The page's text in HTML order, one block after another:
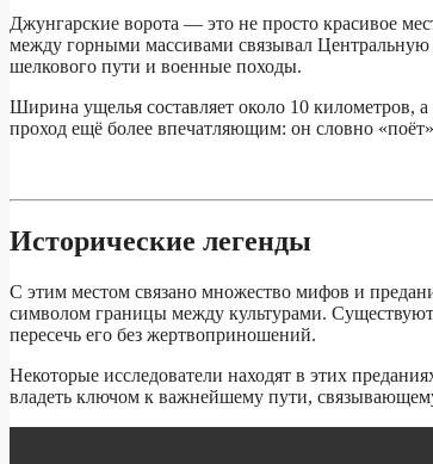
Джунгарские ворота — это не просто красивое
между горными массивами связывал
шелкового пути и военные походы.
Ширина ущелья составляет около 10 километров,
проход ещё более впечатляющим: он словно
Исторические легенды
С этим местом связано множество мифов и
символом границы между культурами.
пересечь его без жертвоприношений.
Некоторые исследователи находят в этих
владеть ключом к важнейшему пути,